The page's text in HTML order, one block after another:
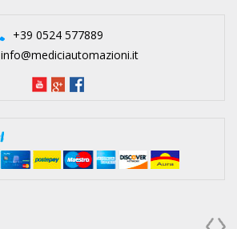
+39 0524 577889
info@mediciautomazioni.it